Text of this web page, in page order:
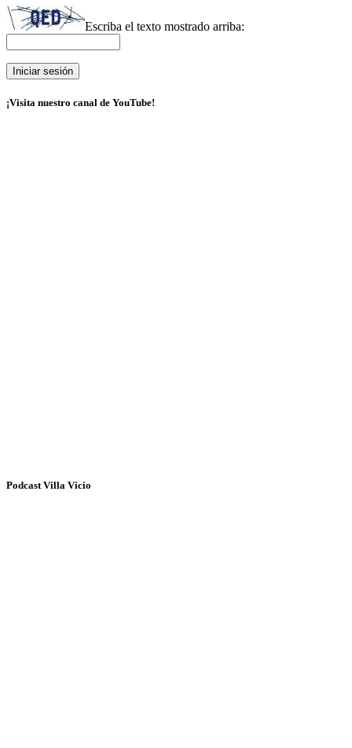
Escriba el texto mostrado arriba:
¡Visita nuestro canal de YouTube!
Podcast Villa Vicio